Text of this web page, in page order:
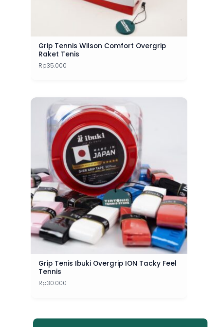
Grip Tennis Wilson Comfort Overgrip
Raket Tenis
Rp35.000
Grip Tenis Ibuki Overgrip ION Tacky Feel
Tennis
Rp30.000